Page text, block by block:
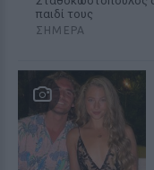
παιδί τους
ΣΉΜΕΡΑ